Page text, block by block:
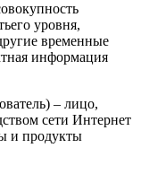
уровня,
временные
информация
– лицо,
сети Интернет
и продукты